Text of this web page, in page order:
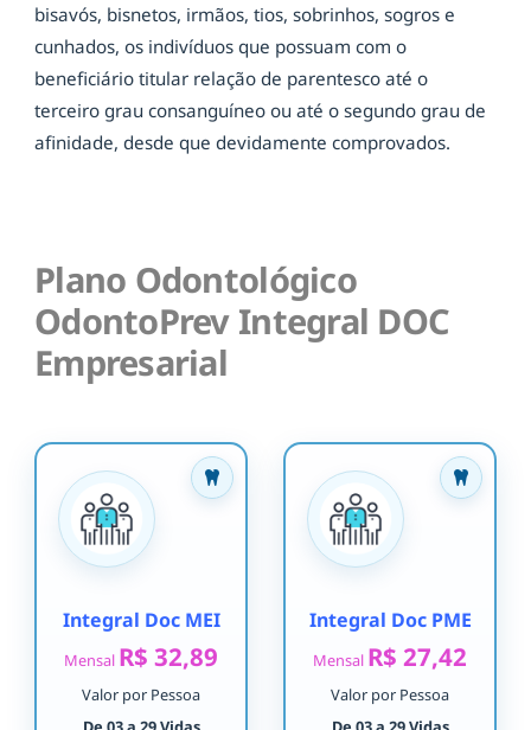
bisavós, bisnetos, irmãos, tios, sobrinhos, sogros e
cunhados, os indivíduos que possuam com o
beneficiário titular relação de parentesco até o
terceiro grau consanguíneo ou até o segundo grau de
afinidade, desde que devidamente comprovados.
Plano Odontológico
OdontoPrev Integral DOC
Empresarial
Integral Doc MEI
Mensal R$ 32,89
Valor por Pessoa
Integral Doc PME
Mensal R$ 27,42
Valor por Pessoa